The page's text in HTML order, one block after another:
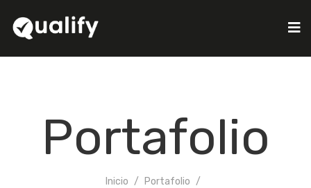
Portafolio
Inicio
Portafolio